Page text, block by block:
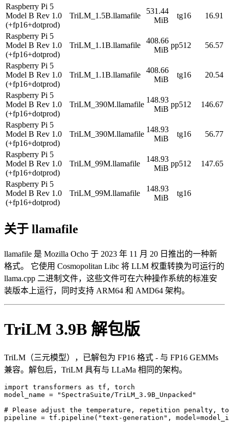
Raspberry Pi 5
Model B Rev 1.0
(+fp16+dotprod)
TriLM_1.5B.llamafile
531.44
MiB
tg16 16.91
Raspberry Pi 5
Model B Rev 1.0
(+fp16+dotprod)
TriLM_1.1B.llamafile
408.66
MiB
pp512 56.57
Raspberry Pi 5
Model B Rev 1.0
(+fp16+dotprod)
TriLM_1.1B.llamafile
408.66
MiB
tg16 20.54
Raspberry Pi 5
Model B Rev 1.0
(+fp16+dotprod)
TriLM_390M.llamafile
148.93
MiB
pp512 146.67
Raspberry Pi 5
Model B Rev 1.0
(+fp16+dotprod)
TriLM_390M.llamafile
148.93
MiB
tg16 56.77
Raspberry Pi 5
Model B Rev 1.0
(+fp16+dotprod)
TriLM_99M.llamafile
148.93
MiB
pp512 147.65
Raspberry Pi 5
Model B Rev 1.0
(+fp16+dotprod)
TriLM_99M.llamafile
148.93
MiB
tg16
关于 llamafile
llamafile 是 Mozilla Ocho 于 2023 年 11 月 20 日推出的一种新
格式。 它使用 Cosmopolitan Libc 将 LLM 权重转换为可运行的
llama.cpp 二进制文件，这些文件可在六种操作系统的标准安
装版本上运行，同时支持 ARM64 和 AMD64 架构。
TriLM 3.9B 解包版
TriLM（三元模型），已解包为 FP16 格式 - 与 FP16 GEMMs
兼容。解包后，TriLM 具有与 LLaMa 相同的架构。
import transformers as tf, torch
model_name = "SpectraSuite/TriLM_3.9B_Unpacked"
# Please adjust the temperature, repetition penalty,
pipeline = tf.pipeline("text-generation",